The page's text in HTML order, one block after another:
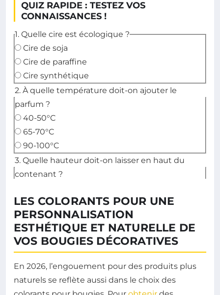
QUIZ RAPIDE : TESTEZ VOS
CONNAISSANCES !
1. Quelle cire est écologique ?
Cire de soja
Cire de paraffine
Cire synthétique
2. À quelle température doit-on ajouter le
parfum ?
40-50°C
65-70°C
90-100°C
3. Quelle hauteur doit-on laisser en haut du
contenant ?
1 cm
2 cm
Valider
LES COLORANTS POUR UNE
PERSONNALISATION
ESTHÉTIQUE ET NATURELLE DE
VOS BOUGIES DÉCORATIVES
En 2026, l’engouement pour des produits plus
naturels se reflète aussi dans le choix des